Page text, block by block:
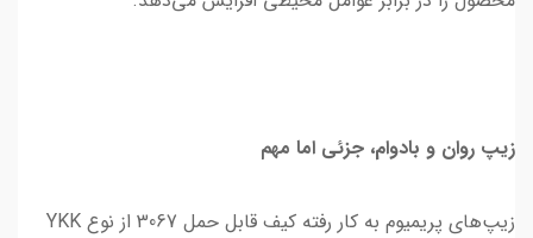
زیپ روان و بادوام، جزئی اما مهم
زیپ‌های پریمیوم به کار رفته کیف قابل حمل 3067 از نوع YKK